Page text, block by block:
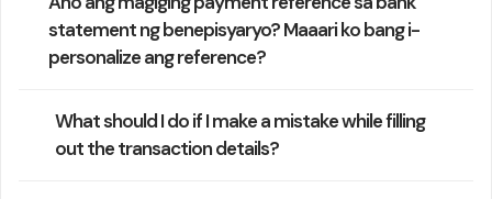
statement ng benepisyaryo? Maaari ko bang i-
personalize ang reference?
What should I do if I make a mistake while filling
out the transaction details?